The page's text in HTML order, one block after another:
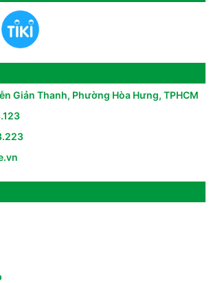
Giản Thanh, Phường Hòa Hưng, TPHCM